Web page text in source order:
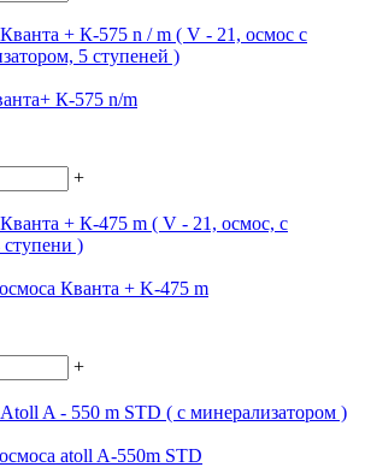
К-575 n/m
+
Кванта + K-475 m
+
atoll A-550m STD